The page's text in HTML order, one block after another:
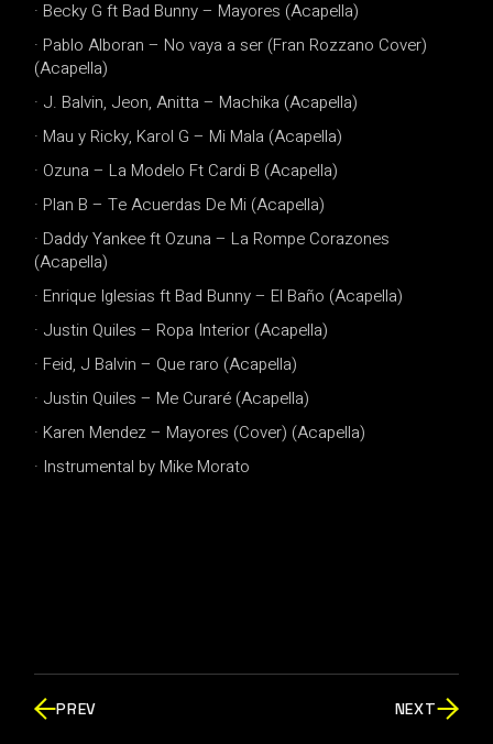
· Becky G ft Bad Bunny – Mayores (Acapella)
· Pablo Alboran – No vaya a ser (Fran Rozzano Cover)
(Acapella)
· J. Balvin, Jeon, Anitta – Machika (Acapella)
· Mau y Ricky, Karol G – Mi Mala (Acapella)
· Ozuna – La Modelo Ft Cardi B (Acapella)
· Plan B – Te Acuerdas De Mi (Acapella)
· Daddy Yankee ft Ozuna – La Rompe Corazones
(Acapella)
· Enrique Iglesias ft Bad Bunny – El Baño (Acapella)
· Justin Quiles – Ropa Interior (Acapella)
· Feid, J Balvin – Que raro (Acapella)
· Justin Quiles – Me Curaré (Acapella)
· Karen Mendez – Mayores (Cover) (Acapella)
· Instrumental by Mike Morato
PREV NEXT